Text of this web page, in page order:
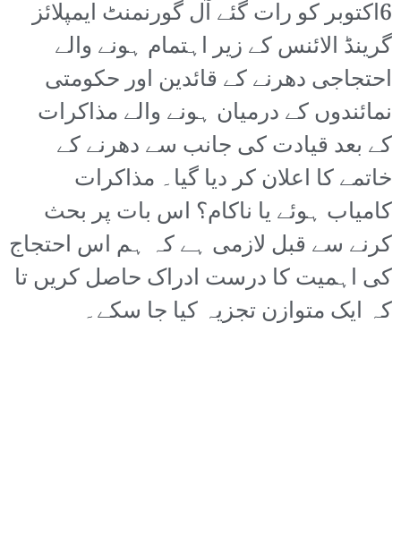
6اکتوبر کو رات گئے آل گورنمنٹ ایمپلائز
گرینڈ الائنس کے زیر اہتمام ہونے والے
احتجاجی دھرنے کے قائدین اور حکومتی
نمائندوں کے درمیان ہونے والے مذاکرات
کے بعد قیادت کی جانب سے دھرنے کے
خاتمے کا اعلان کر دیا گیا۔ مذاکرات
کامیاب ہوئے یا ناکام؟ اس بات پر بحث
کرنے سے قبل لازمی ہے کہ ہم اس احتجاج
کی اہمیت کا درست ادراک حاصل کریں تا
کہ ایک متوازن تجزیہ کیا جا سکے۔